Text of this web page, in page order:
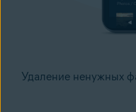
Удаление ненужных